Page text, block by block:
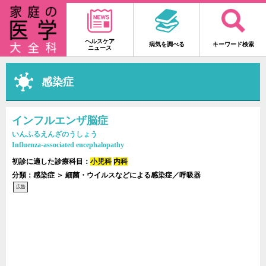
ヘルスケア
ニュース
病気を調べる キーワード検索
感染症
インフルエンザ脳症
いんふるえんざのうしょう
Influenza-associated encephalopathy
初診に適した診療科目： 小児科 内科
分類：感染症 ＞ 細菌・ウイルスなどによる感染症／呼吸器
広告